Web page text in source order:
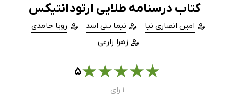
کتاب درسنامه طلایی ارتودانتیکس
امین انصاری نیا نیما بنی اسد
رویا حامدی
زهرا زارعی
★
★
★
★
★۵
۱ رای